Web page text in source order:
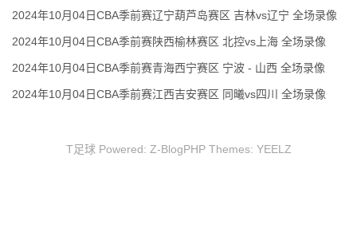
2024年10月04日CBA季前赛辽宁葫芦岛赛区 吉林vs辽宁 全场录像
2024年10月04日CBA季前赛陕西榆林赛区 北控vs上海 全场录像
2024年10月04日CBA季前赛青海西宁赛区 宁波 - 山西 全场录像
2024年10月04日CBA季前赛江西吉安赛区 同曦vs四川 全场录像
T足球 Powered: Z-BlogPHPThemes: YEELZ